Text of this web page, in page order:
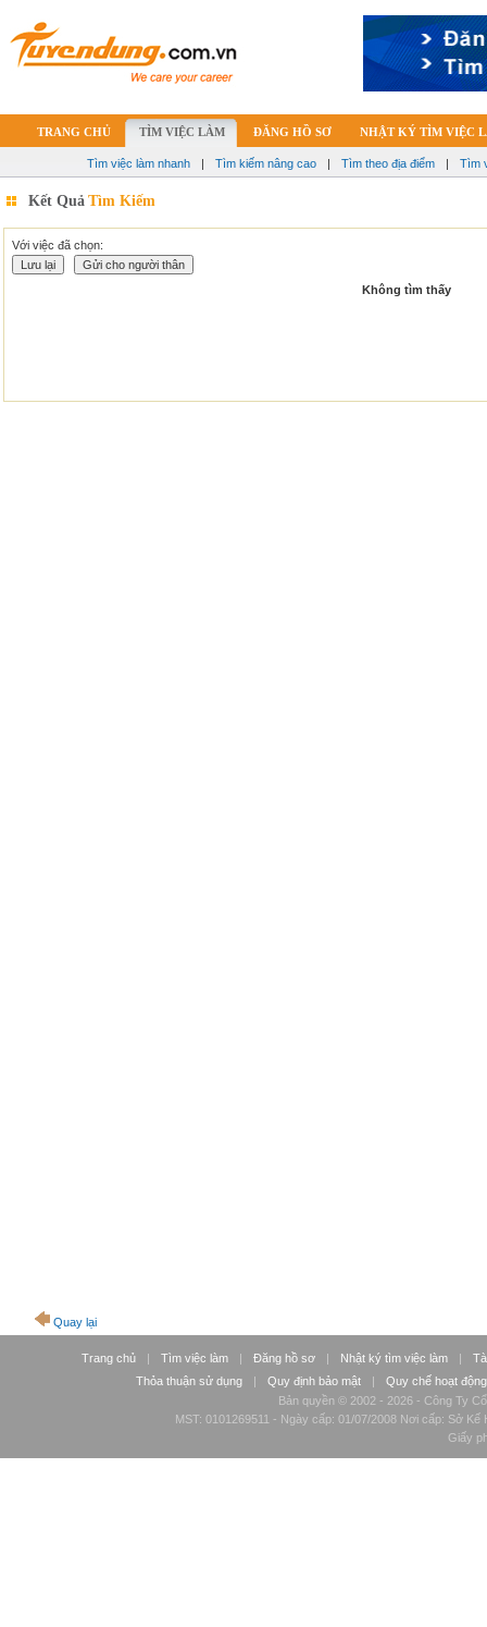
TRANG CHỦ TÌM VIỆC LÀM ĐĂNG HỒ SƠ NHẬT KÝ TÌM VIỆC
Tìm việc làm nhanh | Tìm kiếm nâng cao | Tìm theo địa điểm | Tìm
Kết Quả Tìm Kiếm
Với việc đã chọn:
Không tìm thấy
Quay lại
Trang chủ | Tìm việc làm | Đăng hồ sơ | Nhật ký tìm việc làm |
Thỏa thuận sử dụng
| Quy định bảo mật |
Quy chế hoạt động
Bản quyền © 2002 - 2026 - Công Ty
MST: 0101269511 - Ngày cấp: 01/07/2008 Nơi cấp: Sở
Giấy